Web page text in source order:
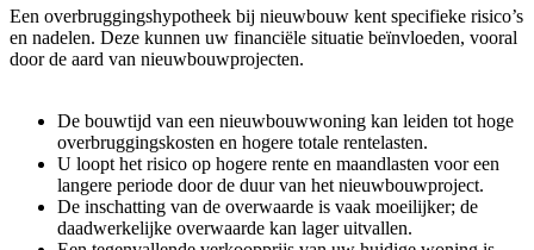
Een overbruggingshypotheek bij nieuwbouw kent specifieke risico’s
en nadelen. Deze kunnen uw financiële situatie beïnvloeden, vooral
door de aard van nieuwbouwprojecten.
De bouwtijd van een nieuwbouwwoning kan leiden tot hoge
overbruggingskosten en hogere totale rentelasten.
U loopt het risico op hogere rente en maandlasten voor een
langere periode door de duur van het nieuwbouwproject.
De inschatting van de overwaarde is vaak moeilijker; de
daadwerkelijke overwaarde kan lager uitvallen.